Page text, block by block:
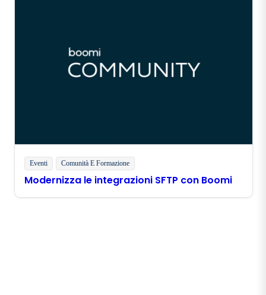
Eventi Comunità E Formazione
Modernizza le integrazioni SFTP con Boomi